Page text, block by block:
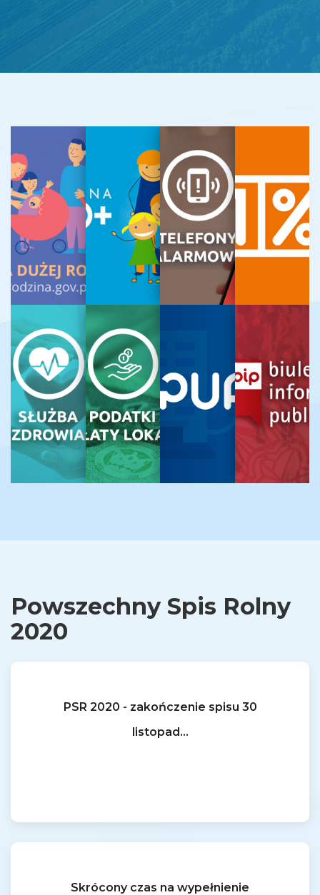
Powszechny Spis Rolny
2020
PSR 2020 - zakończenie spisu 30
listopad...
Skrócony czas na wypełnienie